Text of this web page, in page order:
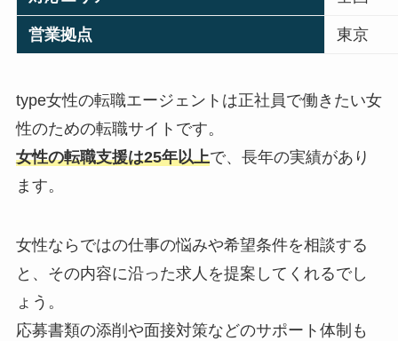
営業拠点 東京
type女性の転職エージェントは正社員で働きたい女
性のための転職サイトです。
女性の転職支援は25年以上で、長年の実績があり
ます。
女性ならではの仕事の悩みや希望条件を相談する
と、その内容に沿った求人を提案してくれるでし
ょう。
応募書類の添削や面接対策などのサポート体制も